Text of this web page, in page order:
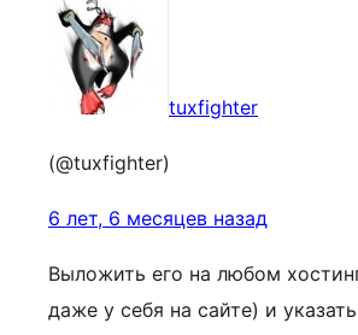
tuxfighter
(@tuxfighter)
6 лет, 6 месяцев назад
Выложить его на любом
даже у себя на сайте) и